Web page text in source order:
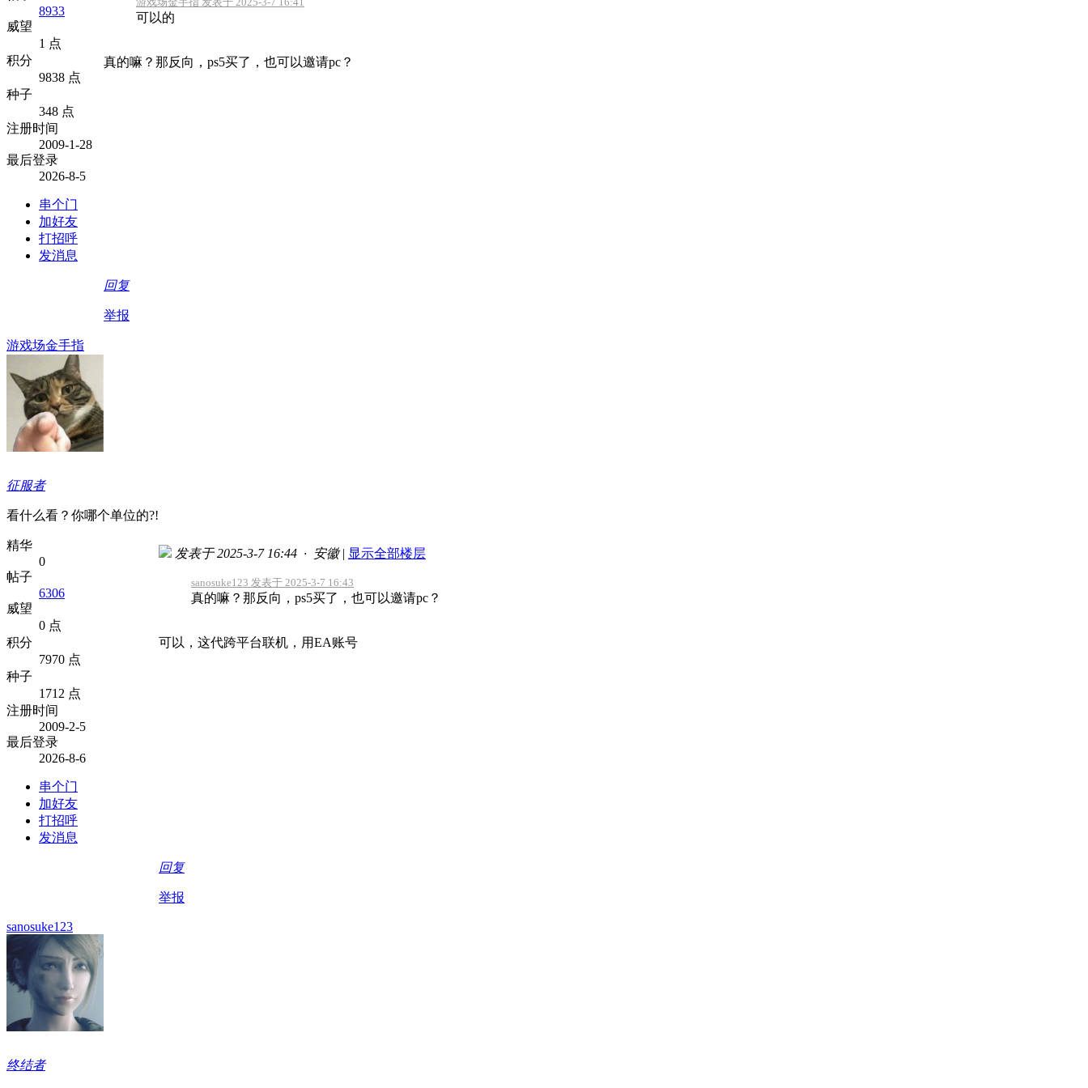
8933
威望
1 点
积分
9838 点
种子
348 点
注册时间
2009-1-28
最后登录
2026-8-5
串个门
加好友
打招呼
发消息
可以的
真的嘛？那反向，ps5买了，也可以邀请pc？
回复
举报
游戏场金手指
征服者
看什么看？你哪个单位的?!
精华
0
帖子
6306
威望
0 点
积分
7970 点
种子
1712 点
注册时间
2009-2-5
最后登录
2026-8-6
串个门
加好友
打招呼
发消息
发表于 2025-3-7 16:44 · 安徽 | 显示全部楼层
sanosuke123 发表于 2025-3-7 16:43
真的嘛？那反向，ps5买了，也可以邀请pc？
可以，这代跨平台联机，用EA账号
回复
举报
sanosuke123
终结者